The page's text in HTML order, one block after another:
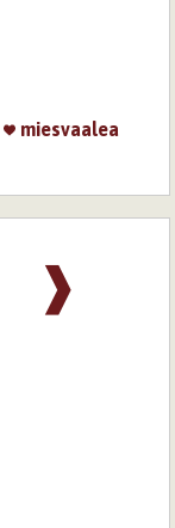
miesvaalea
❱